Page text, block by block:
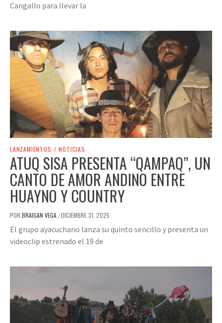
Cangallo para llevar la
LANZAMIENTOS / NOTICIAS
ATUQ SISA PRESENTA “QAMPAQ”, UN
CANTO DE AMOR ANDINO ENTRE
HUAYNO Y COUNTRY
POR BRAIGAN VEGA /DICIEMBRE 31, 2025
El grupo ayacuchano lanza su quinto sencillo y presenta un
videoclip estrenado el 19 de